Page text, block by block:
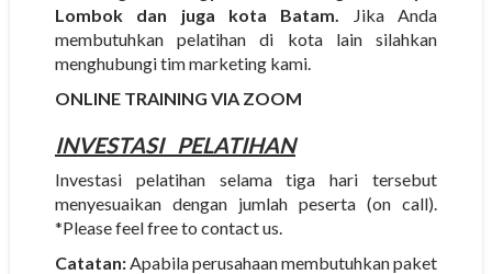
Lombok dan juga kota Batam. Jika Anda
membutuhkan pelatihan di kota lain silahkan
menghubungi tim marketing kami.
ONLINE TRAINING VIA ZOOM
INVESTASIPELATIHAN
Investasi pelatihan selama tiga hari tersebut
menyesuaikan dengan jumlah peserta (on call).
*Please feel free to contact us.
Catatan:Apabila perusahaan membutuhkan paket